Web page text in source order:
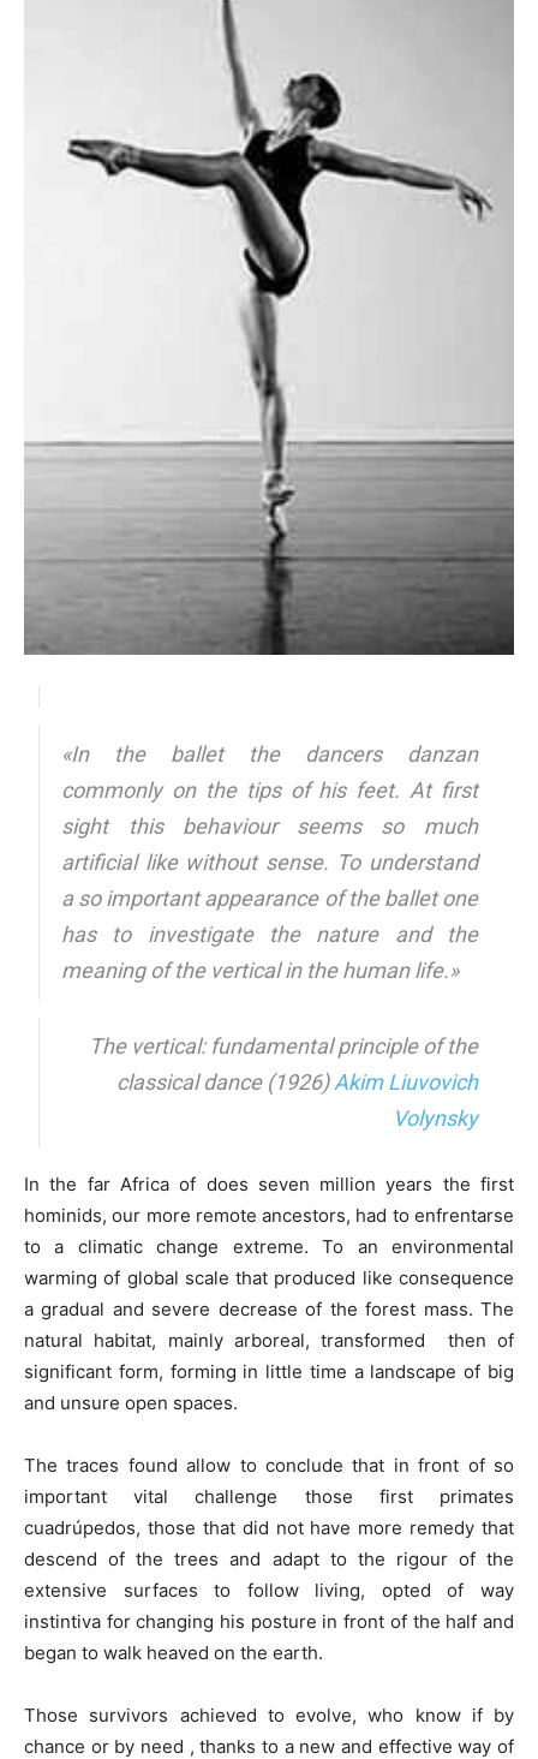
«In the ballet the dancers danzan
commonly on the tips of his feet. At first
sight this behaviour seems so much
artificial like without sense. To understand
a so important appearance of the ballet one
has to investigate the nature and the
meaning of the vertical in the human life.»
The vertical: fundamental principle of the
classical dance (1926)Akim Liuvovich
Volynsky
In the far Africa of does seven million years the first
hominids, our more remote ancestors, had to enfrentarse
to a climatic change extreme. To an environmental
warming of global scale that produced like consequence
a gradual and severe decrease of the forest mass. The
natural habitat, mainly arboreal, transformed then of
significant form, forming in little time a landscape of big
and unsure open spaces.
The traces found allow to conclude that in front of so
important vital challenge those first primates
cuadrúpedos, those that did not have more remedy that
descend of the trees and adapt to the rigour of the
extensive surfaces to follow living, opted of way
instintiva for changing his posture in front of the half and
began to walk heaved on the earth.
Those survivors achieved to evolve, who know if by
chance or by need , thanks to a new and effective way of